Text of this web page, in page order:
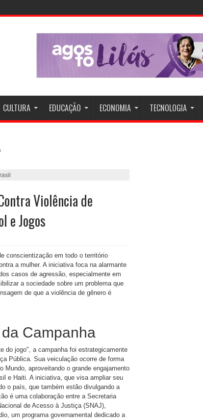
CULTURA EDUCAÇÃO ECONOMIA TECNOLOGIA
Violência de
e Jogos
conscientização em todo o território
a mulher. A iniciativa foca na alarmante
casos de agressão, especialmente em
a sociedade sobre um problema que
de que a violência de gênero é
Campanha
do jogo", a campanha foi estrategicamente
Pública. Sua veiculação ocorre de forma
Mundo, aproveitando o grande engajamento
e Haiti. A iniciativa, que visa ampliar seu
o país, que também estão divulgando a
é uma colaboração entre a Secretaria
de Acesso à Justiça (SNAJ),
um programa governamental dedicado a